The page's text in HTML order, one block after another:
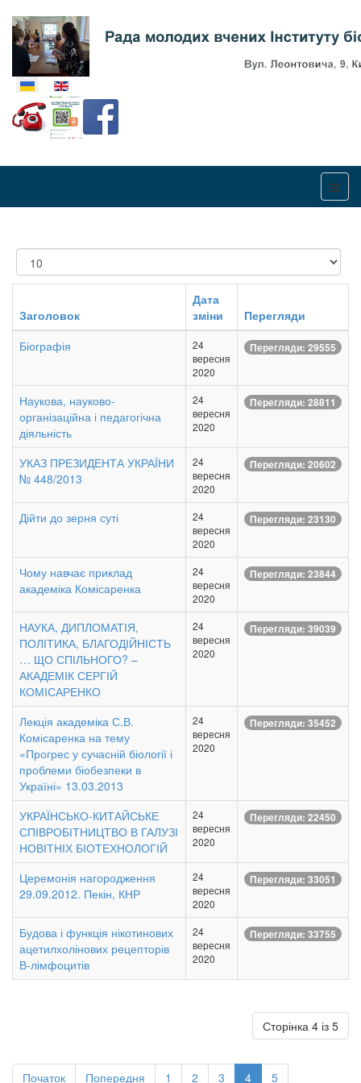
Оберіть свою мову
Показувати
Заголовок
Дата
зміни
Перегляди
Біографія
24
вересня
2020
Перегляди: 29555
Наукова, науково-
організаційна і педагогічна
діяльність
24
вересня
2020
Перегляди: 28811
УКАЗ ПРЕЗИДЕНТА УКРАЇНИ
№ 448/2013
24
вересня
2020
Перегляди: 20602
Дійти до зерня суті
24
вересня
2020
Перегляди: 23130
Чому навчає приклад
академіка Комісаренка
24
вересня
2020
Перегляди: 23844
НАУКА, ДИПЛОМАТІЯ,
ПОЛІТИКА, БЛАГОДІЙНІСТЬ
… ЩО СПІЛЬНОГО? –
АКАДЕМІК СЕРГІЙ
КОМІСАРЕНКО
24
вересня
2020
Перегляди: 39039
Лекція академіка С.В.
Комісаренка на тему
«Прогрес у сучасній біології і
проблеми біобезпеки в
Україні» 13.03.2013
24
вересня
2020
Перегляди: 35452
УКРАЇНСЬКО-КИТАЙСЬКЕ
СПІВРОБІТНИЦТВО В ГАЛУЗІ
НОВІТНІХ БІОТЕХНОЛОГІЙ
24
вересня
2020
Перегляди: 22450
Церемонія нагородження
29.09.2012. Пекін, КНР
24
вересня
2020
Перегляди: 33051
Будова і функція нікотинових
ацетилхолінових рецепторів
В-лімфоцитів
24
вересня
2020
Перегляди: 33755
Сторінка 4 із 5
Початок Попередня 1 2 3 4 5